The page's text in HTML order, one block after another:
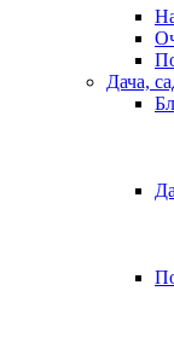
Дача,